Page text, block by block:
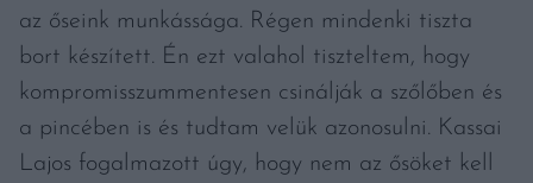
az őseink munkássága. Régen mindenki tiszta
bort készített. Én ezt valahol tiszteltem, hogy
kompromisszummentesen csinálják a szőlőben és
a pincében is és tudtam velük azonosulni. Kassai
Lajos fogalmazott úgy, hogy nem az ősöket kell